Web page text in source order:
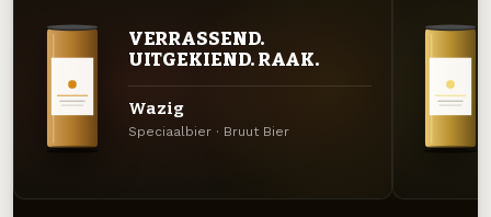
VERRASSEND.
UITGEKIEND. RAAK.
Wazig
Speciaalbier · Bruut Bier